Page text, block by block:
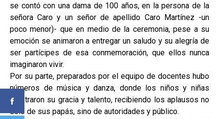
se contó con una dama de 100 años, en la persona de la
señora Caro y un señor de apellido Caro Martínez -un
poco menor)- que en medio de la ceremonia, pese a su
emoción se animaron a entregar un saludo y su alegría de
ser partícipes de esa conmemoración, que ellos nunca
imaginaron vivir.
Por su parte, preparados por el equipo de docentes hubo
números de música y danza, donde los niños y niñas
mostraron su gracia y talento, recibiendo los aplausos no
solo de sus papás, sino de autoridades y público.